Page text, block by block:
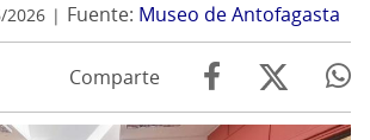
2026 Fuente: Museo de Antofagasta
Comparte